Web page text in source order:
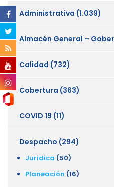
Administrativa (1.039)
Almacén General –
Calidad (732)
Cobertura (363)
COVID 19 (11)
Despacho (294)
Juridica (50)
Planeación (16)